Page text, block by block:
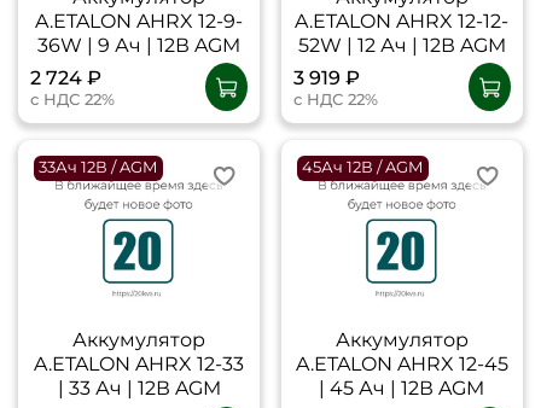
A.ETALON AHRX 12-9-
36W | 9 Ач | 12В AGM
2 724 ₽
с НДС 22%
A.ETALON AHRX 12-12-
52W | 12 Ач | 12В AGM
3 919 ₽
с НДС 22%
33Ач 12В / AGM
Аккумулятор
A.ETALON AHRX 12-33
| 33 Ач | 12В AGM
45Ач 12В / AGM
Аккумулятор
A.ETALON AHRX 12-45
| 45 Ач | 12В AGM